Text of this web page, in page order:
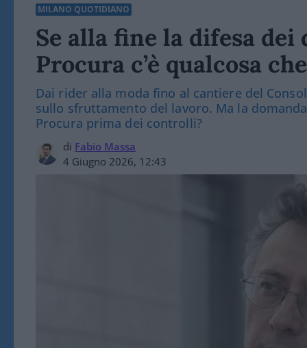
MILANO QUOTIDIANO
Se alla fine la difesa dei
Procura c’è qualcosa
Dai rider alla moda fino al cantiere del
sullo sfruttamento del lavoro. Ma la
Procura prima dei controlli?
di Fabio Massa
4 Giugno 2026, 12:43